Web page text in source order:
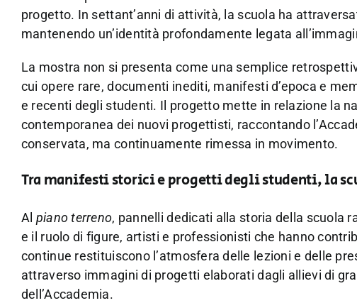
progetto. In settant’anni di attività, la scuola ha
mantenendo un’identità profondamente legata
La mostra non si presenta come una semplice
cui opere rare, documenti inediti, manifesti d’epoca e
e recenti degli studenti. Il progetto mette in relazione la
contemporanea dei nuovi progettisti, raccontando
conservata, ma continuamente rimessa in movimento.
Tra manifesti storici e progetti degli studenti, la
Al piano terreno, pannelli dedicati alla storia della scuola
e il ruolo di figure, artisti e professionisti che hanno
continue restituiscono l’atmosfera delle lezioni e delle
attraverso immagini di progetti elaborati dagli allievi di
dell’Accademia.